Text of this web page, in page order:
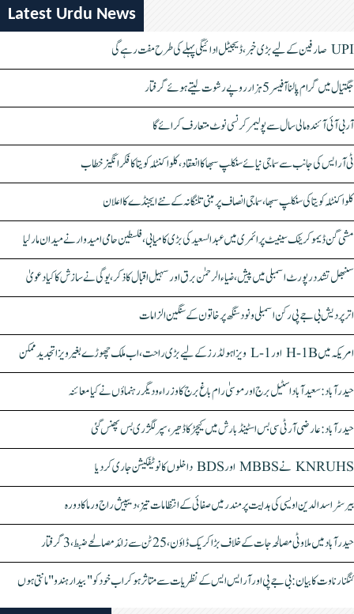
Latest Urdu News
UPI صارفین کے لیے بڑی خبر، ڈیجیٹل ادائیگی پہلے کی طرح مفت رہے گی
جگتیال میں گرام پالنا آفیسر 5 ہزار روپے رشوت لیتے ہوئے گرفتار
آر بی آئی آئندہ مالی سال سے پولیمر کرنسی نوٹ متعارف کرائے گا
ٹی آر ایس کی جانب سے سماجی نیائے سنکلپ سبھا کا انعقاد، کلواکنٹلہ کویتا کا فکر انگیز خطاب
کلواکنٹلہ کویتا کی سنکلپ سبھا، سماجی انصاف پر مبنی تلنگانہ کے نئے ایجنڈے کا اعلان
مشی گن ڈیموکریٹک سینیٹ پرائمری میں عبدالسعید کی بڑی کامیابی، فلسطین حامی امیدوار نے میدان مار لیا
سنبھل تشدد رپورٹ اسمبلی میں پیش، ضیاء الرحمٰن برق اور سہیل اقبال کا ذکر، یوگی نے سازش کا کیا دعویٰ
اتر پردیش بی جے پی رکن اسمبلی ونود سنگھ پر خاتون کے سنگین الزامات
امریکہ میں H-1B اور L-1 ویزا ہولڈرز کے لیے بڑی راحت، اب ملک چھوڑے بغیر ویزا تجدید ممکن
حیدرآباد: سعیدآباد اسٹیل برج اور موسیٰ رام باغ برج کا وزراء و دیگر رہنماؤں نے کیا معائنہ
حیدرآباد: عارضی آر ٹی سی بس اسٹینڈ بارش میں کیچڑ کا ڈھیر، سپر لگژری بس پھنس گئی
KNRUHS نے MBBS اور BDS داخلوں کا نوٹیفکیشن جاری کر دیا
بیرسٹر اسدالدین اویسی کی ہدایت پر مندر میں صفائی کے انتظامات تیز، دیپیش راج ورما کا دورہ
حیدرآباد میں ملاوٹی مصالحہ جات کے خلاف بڑا کریک ڈاؤن، 25 ٹن سے زائد مصالحے ضبط، 3 گرفتار
کنگنا رناوت کا بیان: بی جے پی اور آر ایس ایس کے نظریات سے متاثر ہو کر اب خود کو "بیدار ہندو" مانتی ہوں